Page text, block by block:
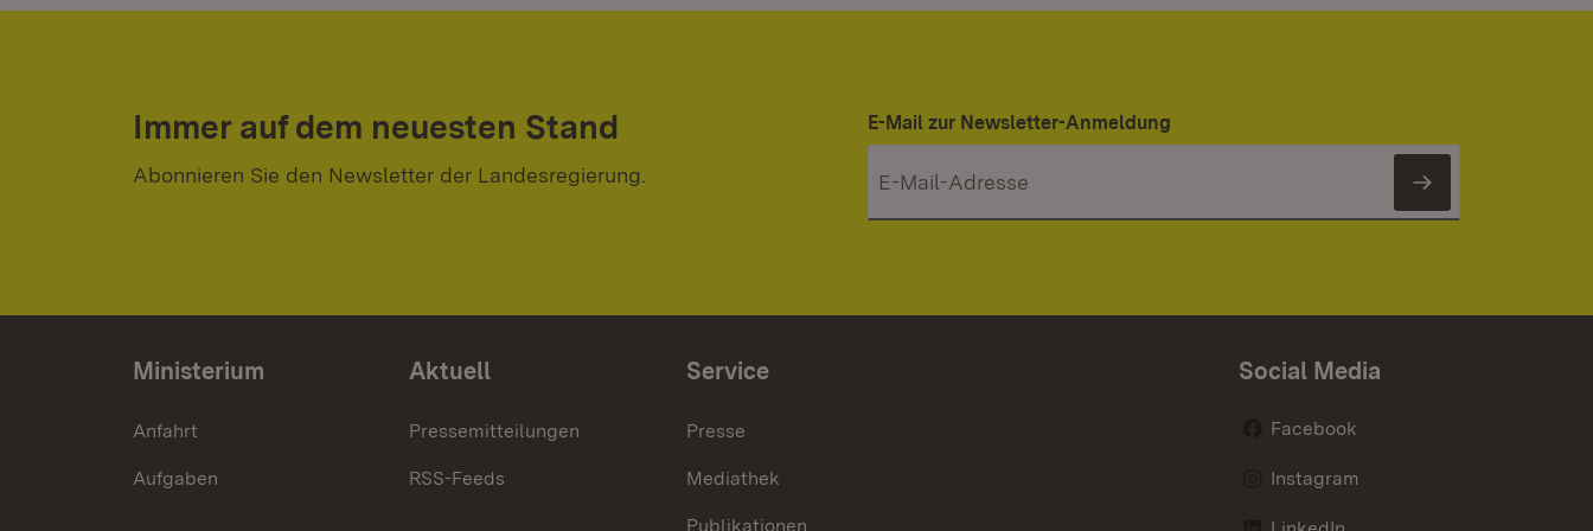
Immer auf dem neuesten Stand
Abonnieren Sie den Newsletter der Landesregierung.
E-Mail zur Newsletter-Anmeldung
Newsletter
Ministerium
Anfahrt
Aufgaben
Aktuell
Pressemitteilungen
RSS-Feeds
Service
Presse
Mediathek
Publikationen
Social Media
Facebook
Instagram